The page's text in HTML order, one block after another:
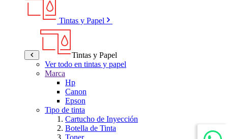
Tintas y Papel
Tintas y Papel
Ver todo en tintas y papel
Marca
Hp
Canon
Epson
Tipo de tinta
Cartucho de Inyección
Botella de Tinta
Toner